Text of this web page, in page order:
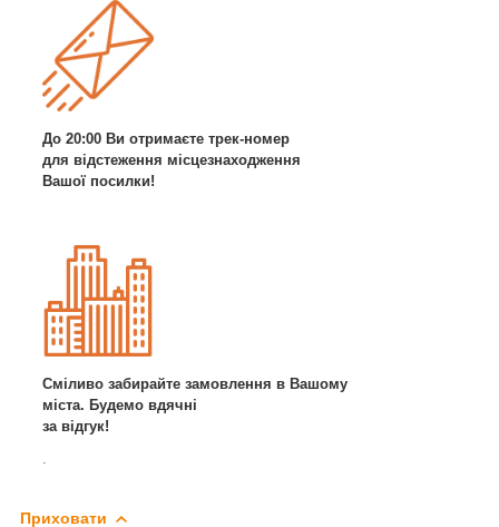
До 20:00 Ви отримаєте трек-номер
для відстеження місцезнаходження
Вашої посилки!
Сміливо забирайте замовлення в Вашому
міста. Будемо вдячні
за відгук!
Приховати